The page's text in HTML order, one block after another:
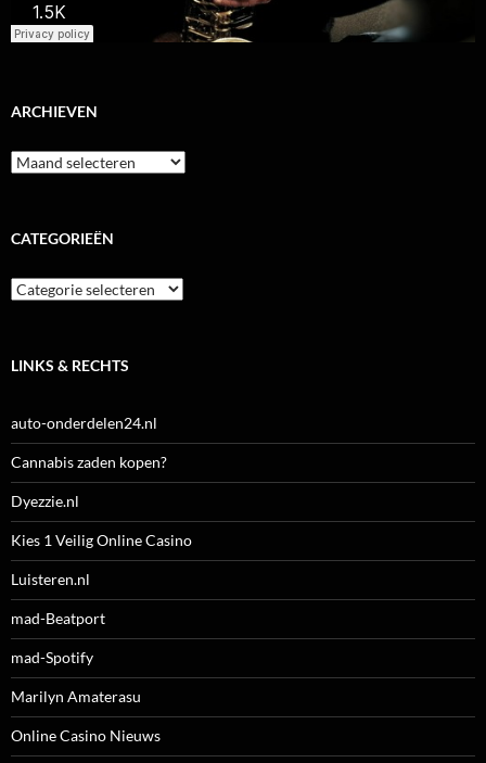
ARCHIEVEN
Archieven
CATEGORIEËN
Categorieën
LINKS & RECHTS
auto-onderdelen24.nl
Cannabis zaden kopen?
Dyezzie.nl
Kies 1 Veilig Online Casino
Luisteren.nl
mad-Beatport
mad-Spotify
Marilyn Amaterasu
Online Casino Nieuws